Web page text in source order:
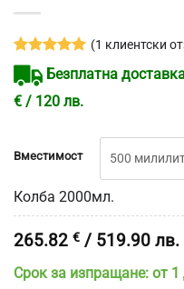
Оценен
от 5,
базирано
на
1
(1 клиентски
Безплатна
€ / 120 лв.
Вместимост 500
Колба 2000мл.
265.82 € / 519.90 лв.
Срок за изпращане: от